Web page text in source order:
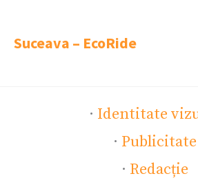
Suceava – EcoRide
· Identitate
· Publicitate
· Redacție